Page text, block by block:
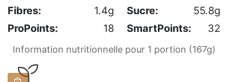
Fibres:
1.4g Sucre:
55.8g
ProPoints:
18 SmartPoints: 32
Information nutritionnelle pour 1 portion (167g)